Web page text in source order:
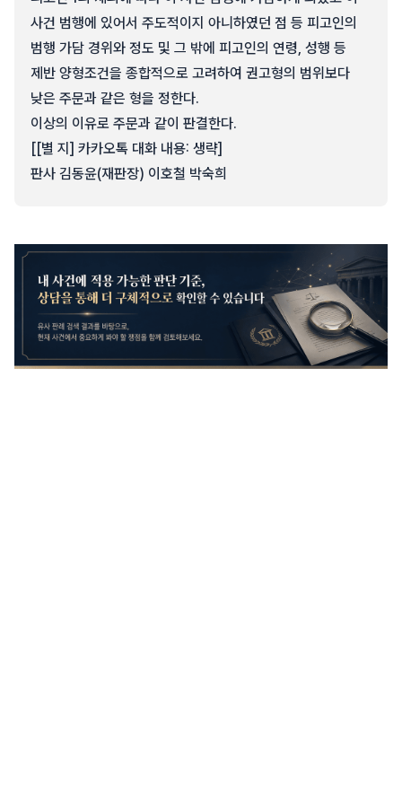
사건 범행에 있어서 주도적이지 아니하였던 점 등 피고인의
범행 가담 경위와 정도 및 그 밖에 피고인의 연령, 성행 등
제반 양형조건을 종합적으로 고려하여 권고형의 범위보다
낮은 주문과 같은 형을 정한다.
이상의 이유로 주문과 같이 판결한다.
[[별 지] 카카오톡 대화 내용: 생략]
판사 김동윤(재판장) 이호철 박숙희